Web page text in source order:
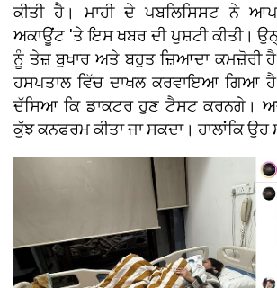
ਕੀਤੀ ਹੈ। ਮਾਹੀ ਦੇ ਪਬਲਿਸਿਸਟ ਨੇ
ਅਕਾਊਂਟ 'ਤੇ ਇਸ ਖਬਰ ਦੀ ਪੁਸ਼ਟੀ ਕੀਤੀ।
ਨੂੰ ਤੇਜ਼ ਬੁਖਾਰ ਅਤੇ ਬਹੁਤ ਜ਼ਿਆਦਾ ਕਮਜ਼ੋਰੀ
ਹਸਪਤਾਲ ਵਿੱਚ ਦਾਖਲ ਕਰਵਾਇਆ ਗਿਆ
ਦੱਸਿਆ ਕਿ ਡਾਕਟਰ ਹੁਣ ਟੈਸਟ ਕਰਨਗੇ।
ਕੁੱਝ ਕਨਫਰਮ ਕੀਤਾ ਜਾ ਸਕਦਾ। ਹਾਲਾਂਕਿ ਉਹ